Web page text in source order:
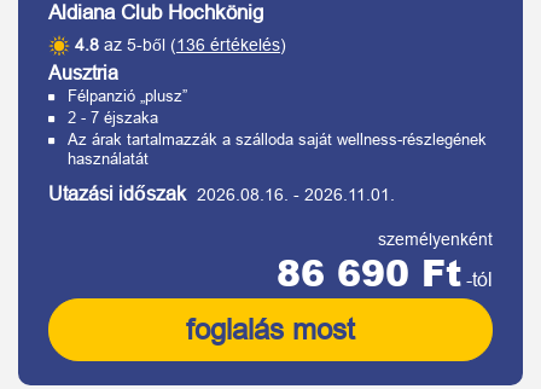
Aldiana Club Hochkönig
4.8 az 5-ből (136 értékelés)
Ausztria
Félpanzió „plusz”
2 - 7 éjszaka
Az árak tartalmazzák a szálloda saját wellness-részlegének
használatát
Utazási időszak 2026.08.16. - 2026.11.01.
személyenként
86 690 Ft -tól
foglalás most